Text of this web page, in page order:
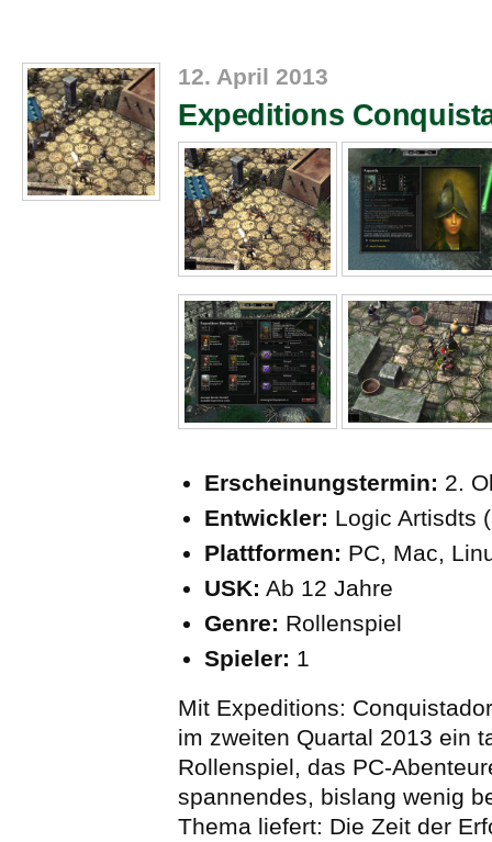
12. April 2013
Expeditions
Erscheinungstermin: 2.
Entwickler: Logic Artisdts
Plattformen: PC, Mac,
USK: Ab 12 Jahre
Genre: Rollenspiel
Spieler: 1
Mit Expeditions:
im zweiten Quartal 2013 ein
Rollenspiel, das PC-
spannendes, bislang wenig
Thema liefert: Die Zeit der